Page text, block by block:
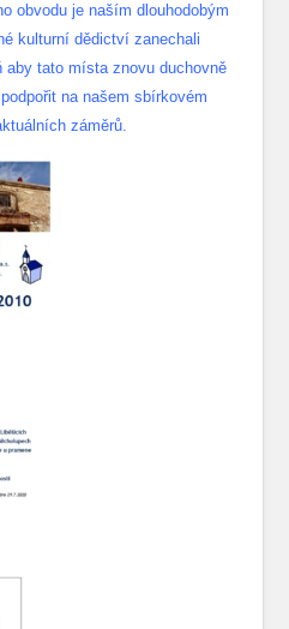
obvodu je naším dlouhodobým
kulturní dědictví zanechali
tato místa znovu duchovně
na našem sbírkovém
záměrů.